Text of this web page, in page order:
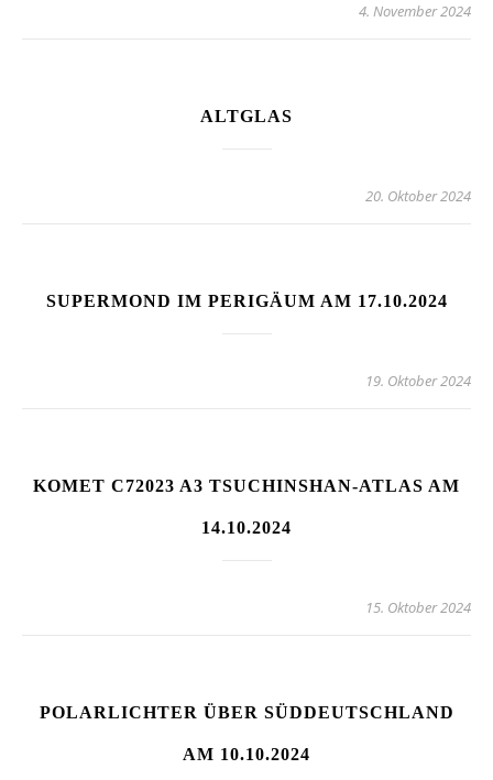
4. November 2024
ALTGLAS
20. Oktober 2024
SUPERMOND IM PERIGÄUM AM 17.10.2024
19. Oktober 2024
KOMET C72023 A3 TSUCHINSHAN-ATLAS AM
14.10.2024
15. Oktober 2024
POLARLICHTER ÜBER SÜDDEUTSCHLAND
AM 10.10.2024